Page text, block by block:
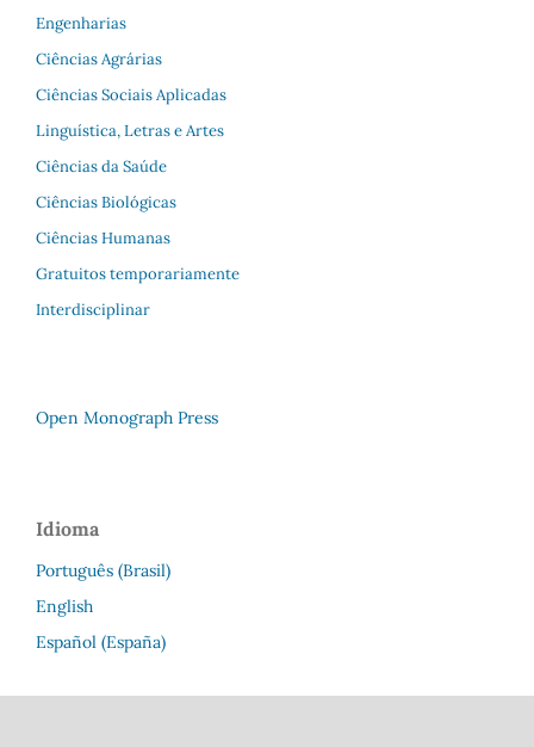
Engenharias
Ciências Agrárias
Ciências Sociais Aplicadas
Linguística, Letras e Artes
Ciências da Saúde
Ciências Biológicas
Ciências Humanas
Gratuitos temporariamente
Interdisciplinar
Open Monograph Press
Idioma
Português (Brasil)
English
Español (España)